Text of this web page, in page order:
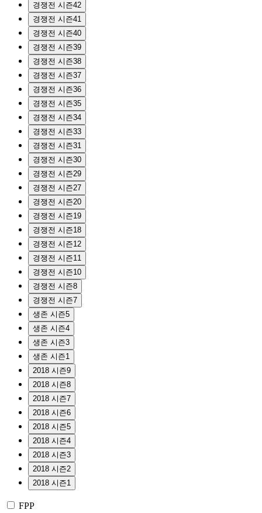
경쟁전 시즌42
경쟁전 시즌41
경쟁전 시즌40
경쟁전 시즌39
경쟁전 시즌38
경쟁전 시즌37
경쟁전 시즌36
경쟁전 시즌35
경쟁전 시즌34
경쟁전 시즌33
경쟁전 시즌31
경쟁전 시즌30
경쟁전 시즌29
경쟁전 시즌27
경쟁전 시즌20
경쟁전 시즌19
경쟁전 시즌18
경쟁전 시즌12
경쟁전 시즌11
경쟁전 시즌10
경쟁전 시즌8
경쟁전 시즌7
생존 시즌5
생존 시즌4
생존 시즌3
생존 시즌1
2018 시즌9
2018 시즌8
2018 시즌7
2018 시즌6
2018 시즌5
2018 시즌4
2018 시즌3
2018 시즌2
2018 시즌1
FPP